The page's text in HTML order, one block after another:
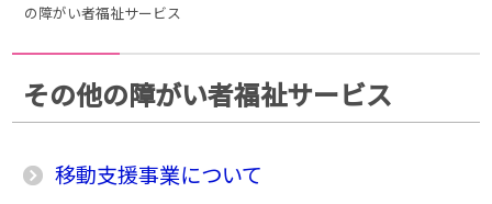
の障がい者福祉サービス
その他の障がい者福祉サービス
移動支援事業について